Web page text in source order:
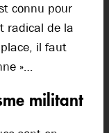
connu pour
radical de la
il faut
»…
militant